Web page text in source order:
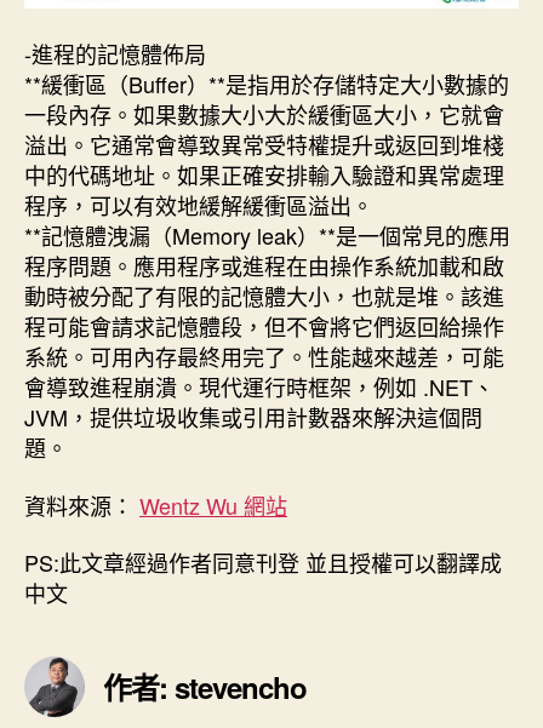
-進程的記憶體佈局
**緩衝區（Buffer）**是指用於存儲特定大小數據的
一段內存。如果數據大小大於緩衝區大小，它就會
溢出。它通常會導致異常受特權提升或返回到堆棧
中的代碼地址。如果正確安排輸入驗證和異常處理
程序，可以有效地緩解緩衝區溢出。
**記憶體洩漏（Memory leak）**是一個常見的應用
程序問題。應用程序或進程在由操作系統加載和啟
動時被分配了有限的記憶體大小，也就是堆。該進
程可能會請求記憶體段，但不會將它們返回給操作
系統。可用內存最終用完了。性能越來越差，可能
會導致進程崩潰。現代運行時框架，例如 .NET、
JVM，提供垃圾收集或引用計數器來解決這個問
題。
資料來源： Wentz Wu 網站
PS:此文章經過作者同意刊登 並且授權可以翻譯成
中文
作者: stevencho